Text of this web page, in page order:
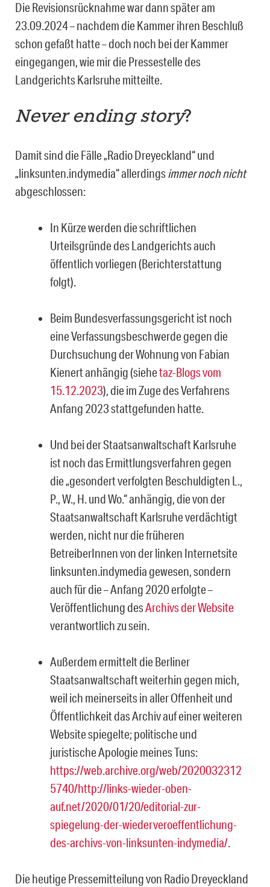
Die Revisionsrücknahme war dann später am
23.09.2024 – nachdem die Kammer ihren Beschluß
schon gefaßt hatte – doch noch bei der Kammer
eingegangen, wie mir die Pressestelle des
Landgerichts Karlsruhe mitteilte.
Never ending story?
Damit sind die Fälle „Radio Dreyeckland“ und
„linksunten.indymedia“ allerdingsimmer noch nicht
abgeschlossen:
In Kürze werden die schriftlichen
Urteilsgründe des Landgerichts auch
öffentlich vorliegen (Berichterstattung
folgt).
Beim Bundesverfassungsgericht ist noch
eine Verfassungsbeschwerde gegen die
Durchsuchung der Wohnung von Fabian
Kienert anhängig (siehetaz-Blogs vom
15.12.2023), die im Zuge des Verfahrens
Anfang 2023 stattgefunden hatte.
Und bei der Staatsanwaltschaft Karlsruhe
ist noch das Ermittlungsverfahren gegen
die „gesondert verfolgten Beschuldigten L.,
P., W., H. und Wo.“ anhängig, die von der
Staatsanwaltschaft Karlsruhe verdächtigt
werden, nicht nur die früheren
BetreiberInnen von der linken Internetsite
linksunten.indymedia gewesen, sondern
auch für die – Anfang 2020 erfolgte –
Veröffentlichung desArchivs der Website
verantwortlich zu sein.
Außerdem ermittelt die Berliner
Staatsanwaltschaft weiterhin gegen mich,
weil ich meinerseits in aller Offenheit und
Öffentlichkeit das Archiv auf einer weiteren
Website spiegelte; politische und
juristische Apologie meines Tuns:
https://web.archive.org/web/2020032312
5740/http://links-wieder-oben-
auf.net/2020/01/20/editorial-zur-
spiegelung-der-wiederveroeffentlichung-
des-archivs-von-linksunten-indymedia/.
Die heutige Pressemitteilung von Radio Dreyeckland